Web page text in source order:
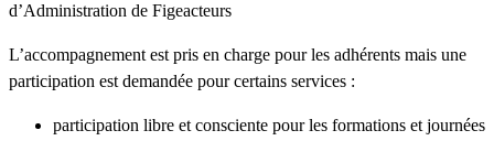
d’Administration de Figeacteurs
L’accompagnement est pris en charge pour les adhérents mais une
participation est demandée pour certains services :
participation libre et consciente pour les formations et journées